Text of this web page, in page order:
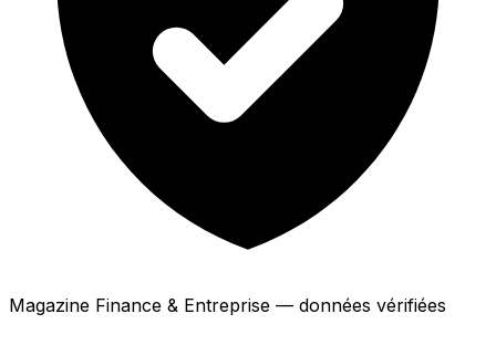
Magazine Finance & Entreprise — données vérifiées